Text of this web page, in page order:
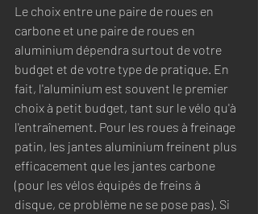
Le choix entre une paire de roues en
carbone et une paire de roues en
aluminium dépendra surtout de votre
budget et de votre type de pratique. En
fait, l'aluminium est souvent le premier
choix à petit budget, tant sur le vélo qu'à
l'entraînement. Pour les roues à freinage
patin, les jantes aluminium freinent plus
efficacement que les jantes carbone
(pour les vélos équipés de freins à
disque, ce problème ne se pose pas). Si